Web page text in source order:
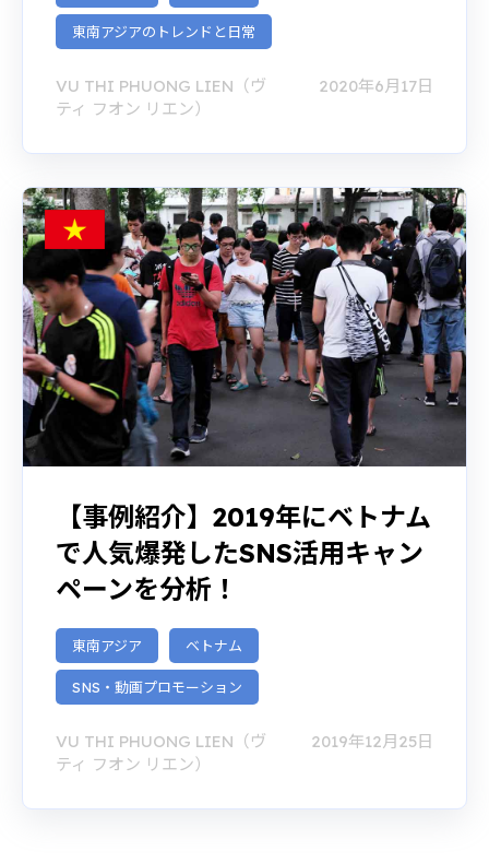
東南アジアのトレンドと日常
VU THI PHUONG LIEN（ヴ
ティ フオン リエン）
2020年6月17日
【事例紹介】2019年にベトナム
で人気爆発したSNS活用キャン
ペーンを分析！
東南アジア ベトナム
SNS・動画プロモーション
VU THI PHUONG LIEN（ヴ
ティ フオン リエン）
2019年12月25日